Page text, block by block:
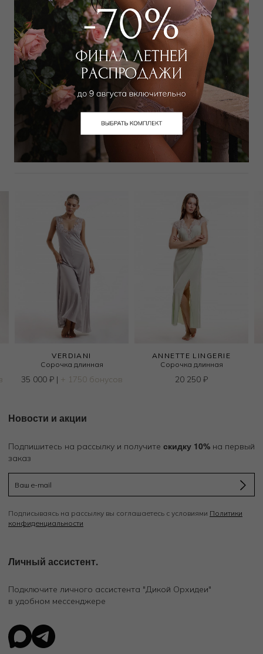
Халат
25 000 ₽ 15 750₽
Выбрать размер
Халат
33 000₽ 23 850₽
Выбрать размер
Вам может подойти
VERDIANI
Сорочка длинная
35 000 ₽| + 1750 бонусов
ANNETTE LINGERIE
Сорочка длинная
20 250 ₽
Новости и акции
Подпишитесь на рассылку и получите скидку 10% на первый
заказ
Подписываясь на рассылку вы соглашаетесь с условиями Политики
конфиденциальности
Личный ассистент.
Подключите личного ассистента "Дикой Орхидеи"
в удобном мессенджере